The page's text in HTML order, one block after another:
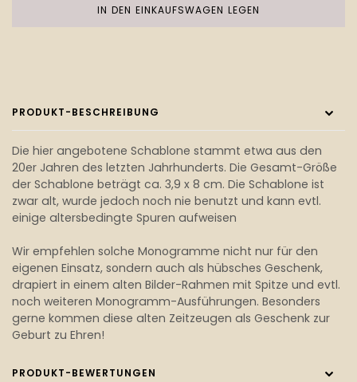
IN DEN EINKAUFSWAGEN LEGEN
PRODUKT-BESCHREIBUNG
Die hier angebotene Schablone stammt etwa aus den
20er Jahren des letzten Jahrhunderts. Die Gesamt-Größe
der Schablone beträgt ca. 3,9 x 8 cm. Die Schablone ist
zwar alt, wurde jedoch noch nie benutzt und kann evtl.
einige altersbedingte Spuren aufweisen
Wir empfehlen solche Monogramme nicht nur für den
eigenen Einsatz, sondern auch als hübsches Geschenk,
drapiert in einem alten Bilder-Rahmen mit Spitze und evtl.
noch weiteren Monogramm-Ausführungen. Besonders
gerne kommen diese alten Zeitzeugen als Geschenk zur
Geburt zu Ehren!
PRODUKT-BEWERTUNGEN